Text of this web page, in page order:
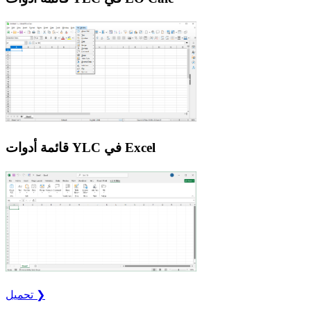
قائمة أدوات YLC في Excel
تحميل ❯